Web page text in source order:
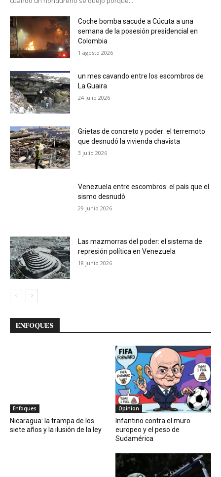
Coche bomba sacude a Cúcuta a una
semana de la posesión presidencial en
Colombia
1 agosto 2026
un mes cavando entre los escombros de
La Guaira
24 julio 2026
Grietas de concreto y poder: el terremoto
que desnudó la vivienda chavista
3 julio 2026
Venezuela entre escombros: el país que el
sismo desnudó
29 junio 2026
Las mazmorras del poder: el sistema de
represión política en Venezuela
18 junio 2026
ENFOQUES
Enfoques
Nicaragua: la trampa de los
siete años y la ilusión de la ley
Opinion
Infantino contra el muro
europeo y el peso de
Sudamérica